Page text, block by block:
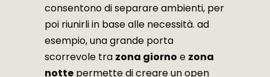
consentono di separare ambienti, per
poi riunirli in base alle necessità. ad
esempio, una grande porta
scorrevole tra zona giorno e zona
notte permette di creare un open